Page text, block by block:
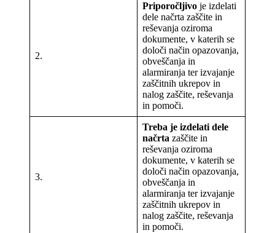
2.
Priporočljivo je izdelati
dele načrta zaščite in
reševanja oziroma
dokumente, v katerih se
določi način opazovanja,
obveščanja in
alarmiranja ter izvajanje
zaščitnih ukrepov in
nalog zaščite, reševanja
in pomoči.
3.
Treba je izdelati dele
načrta zaščite in
reševanja oziroma
dokumente, v katerih se
določi način opazovanja,
obveščanja in
alarmiranja ter izvajanje
zaščitnih ukrepov in
nalog zaščite, reševanja
in pomoči.